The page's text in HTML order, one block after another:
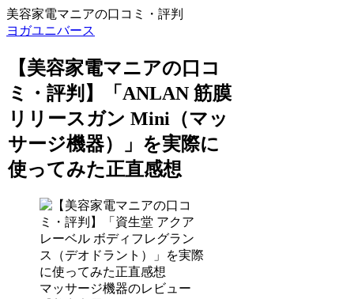
美容家電マニアの口コミ・評判
ヨガユニバース
【美容家電マニアの口コ
ミ・評判】「ANLAN 筋膜
リリースガン Mini（マッ
サージ機器）」を実際に
使ってみた正直感想
マッサージ機器のレビュー